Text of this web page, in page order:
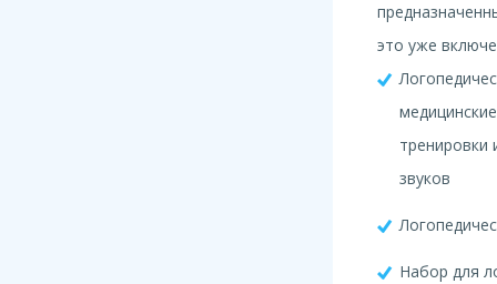
это уже
тренировки
звуков
Набор для